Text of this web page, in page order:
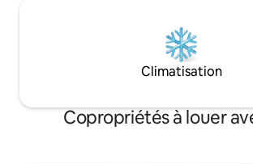
Climatisation
Copropriétés à louer